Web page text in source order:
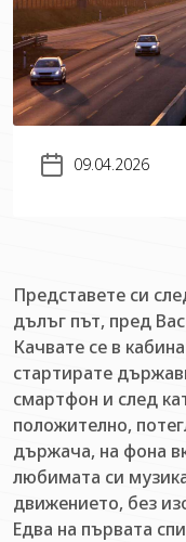
09.04.2026
Представете си
дълъг път, пред
Качвате се в
стартирате
смартфон и след
положително,
държача, на фона
любимата си
движението, без
Едва на първата